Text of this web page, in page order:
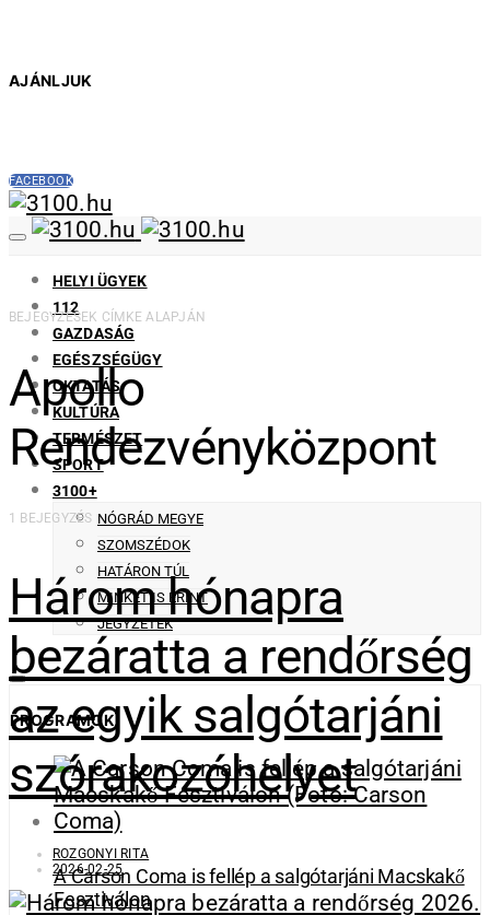
AJÁNLJUK
FACEBOOK
HELYI ÜGYEK
112
GAZDASÁG
EGÉSZSÉGÜGY
OKTATÁS
KULTÚRA
TERMÉSZET
SPORT
3100+
NÓGRÁD MEGYE
SZOMSZÉDOK
HATÁRON TÚL
MINKET IS ÉRINT
JEGYZETEK
PROGRAMOK
A Carson Coma is fellép a salgótarjáni Macskakő
Fesztiválon
BEJEGYZÉSEK CÍMKE ALAPJÁN
Apollo
Rendezvényközpont
1 BEJEGYZÉS
Három hónapra
bezáratta a rendőrség
az egyik salgótarjáni
szórakozóhelyet
ROZGONYI RITA
2026-02-25